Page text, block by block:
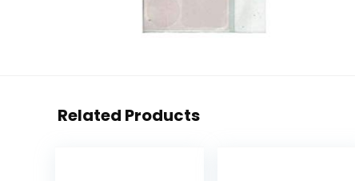
Related Products